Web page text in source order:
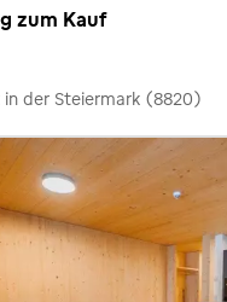
zum Kauf
in der Steiermark (8820)